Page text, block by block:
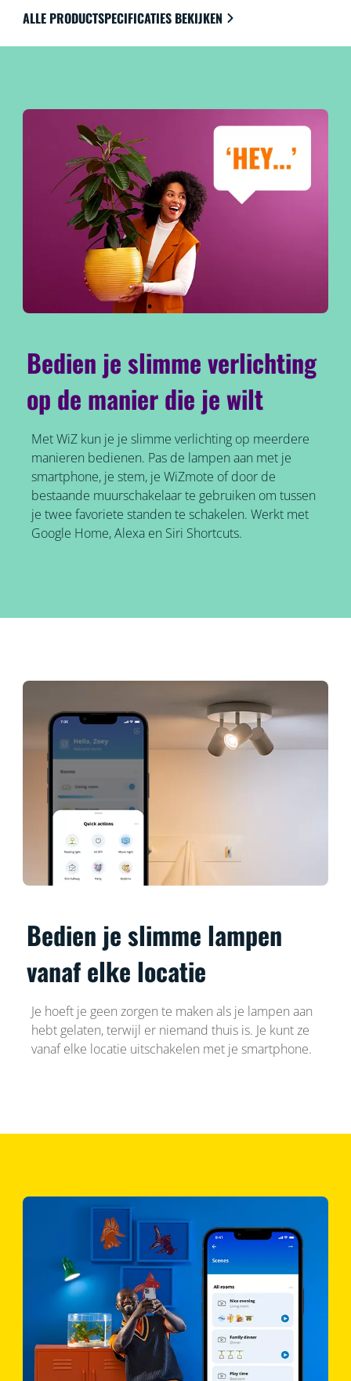
ALLE PRODUCTSPECIFICATIES BEKIJKEN
Bedien je slimme verlichting
op de manier die je wilt
Met WiZ kun je je slimme verlichting op meerdere
manieren bedienen. Pas de lampen aan met je
smartphone, je stem, je WiZmote of door de
bestaande muurschakelaar te gebruiken om tussen
je twee favoriete standen te schakelen. Werkt met
Google Home, Alexa en Siri Shortcuts.
Bedien je slimme lampen
vanaf elke locatie
Je hoeft je geen zorgen te maken als je lampen aan
hebt gelaten, terwijl er niemand thuis is. Je kunt ze
vanaf elke locatie uitschakelen met je smartphone.